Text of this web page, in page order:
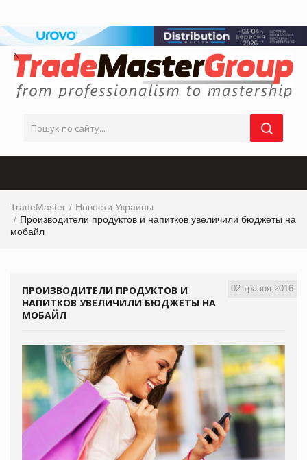
TradeMaster
Новости Украины
Производители продуктов и напитков увеличили бюджеты на
мобайл
02 травня 2016
ПРОИЗВОДИТЕЛИ ПРОДУКТОВ И
НАПИТКОВ УВЕЛИЧИЛИ БЮДЖЕТЫ НА
МОБАЙЛ